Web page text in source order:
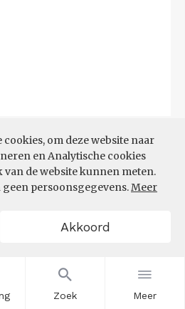
Zoek Meer
om deze website naar
en Analytische cookies
de website kunnen meten.
persoonsgegevens.Meer
Akkoord
MET KLEINSTE
AAN
Filters